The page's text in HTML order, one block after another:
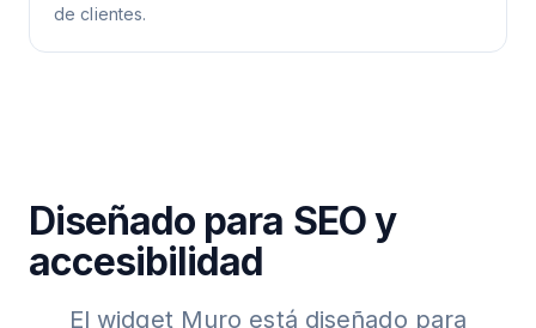
de clientes.
Diseñado para SEO y
accesibilidad
El widget Muro está diseñado para